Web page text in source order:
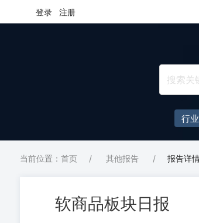
登录 注册
行
当前位置：首页 / 其他报告 / 报告详
软商品板块日报